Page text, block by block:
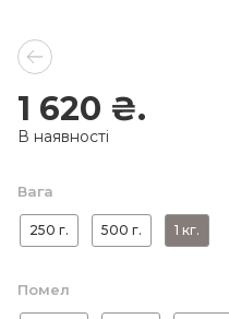
1 620 ₴.
В наявності
Вага
250 г. 500 г. 1 кг.
Помел